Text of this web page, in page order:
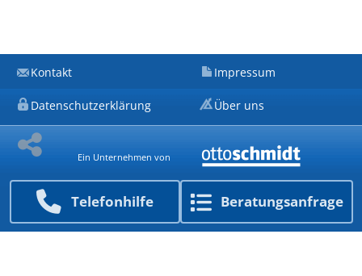
Telefon­hilfe Beratungs­anfrage
Kontakt Impressum
Datenschutzerklärung Über uns
Ein Unternehmen von